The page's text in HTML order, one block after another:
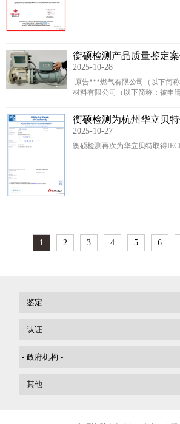
衡硕检测产品质量鉴定案
2025-10-28
原告***燃气有限公司（以下简
材料有限公司（以下简称：被申
表自使用之日起至***日期的计量
***天然气计量表故障情况及故障
衡硕检测为杭州华立贝
证书
2025-10-27
衡硕检测再次为华立贝特取得
1 2 3 4 5 6